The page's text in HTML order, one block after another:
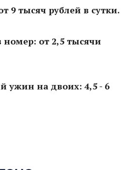
9 тысяч рублей в сутки.
номер: от 2,5 тысячи
ужин на двоих: 4,5 - 6